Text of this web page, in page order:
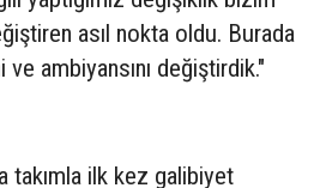
asıl nokta oldu. Burada
ve ambiyansını değiştirdik."
takımla ilk kez galibiyet